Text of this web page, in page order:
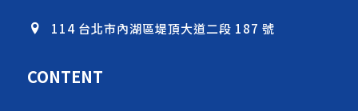
114 台北市內湖區堤頂大道二段 187 號
CONTENT